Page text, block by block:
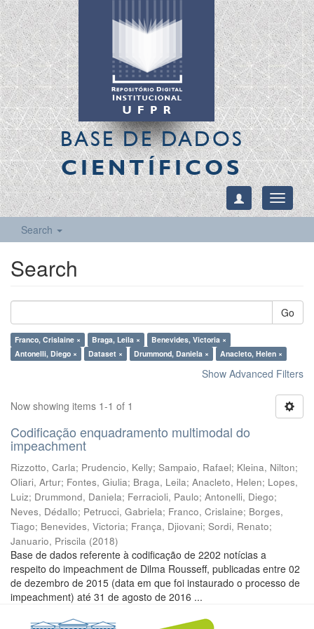
BASE DE DADOS
CIENTÍFICOS
Toggle
Search
Search
Go
Franco, Crislaine × Braga, Leila ×
Benevides, Victoria ×
Antonelli, Diego ×
Dataset × Drummond, Daniela × Anacleto, Helen ×
Show Advanced Filters
Now showing items 1-1 of 1
Codificação enquadramento multimodal do
impeachment
Rizzotto, Carla; Prudencio, Kelly; Sampaio, Rafael; Kleina, Nilton;
Oliari, Artur; Fontes, Giulia; Braga, Leila; Anacleto, Helen; Lopes,
Luiz; Drummond, Daniela; Ferracioli, Paulo; Antonelli, Diego;
Neves, Dédallo; Petrucci, Gabriela; Franco, Crislaine; Borges,
Tiago; Benevides, Victoria; França, Djiovani; Sordi, Renato;
Januario, Priscila (2018)
Base de dados referente à codificação de 2202 notícias a
respeito do impeachment de Dilma Rousseff, publicadas entre 02
de dezembro de 2015 (data em que foi instaurado o processo de
impeachment) até 31 de agosto de 2016 ...